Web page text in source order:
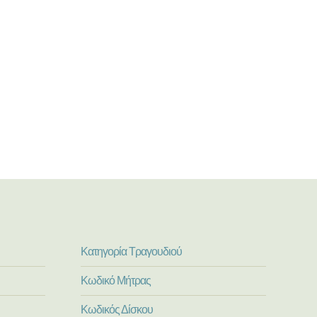
Κατηγορία Τραγουδιού
Κωδικό Μήτρας
Κωδικός Δίσκου